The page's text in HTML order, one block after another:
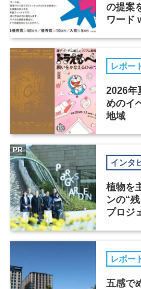
の提案
ワード
レポー
2026年
めのイ
地域
インタ
植物を
ンの“
プロジ
PR
レポー
五感で